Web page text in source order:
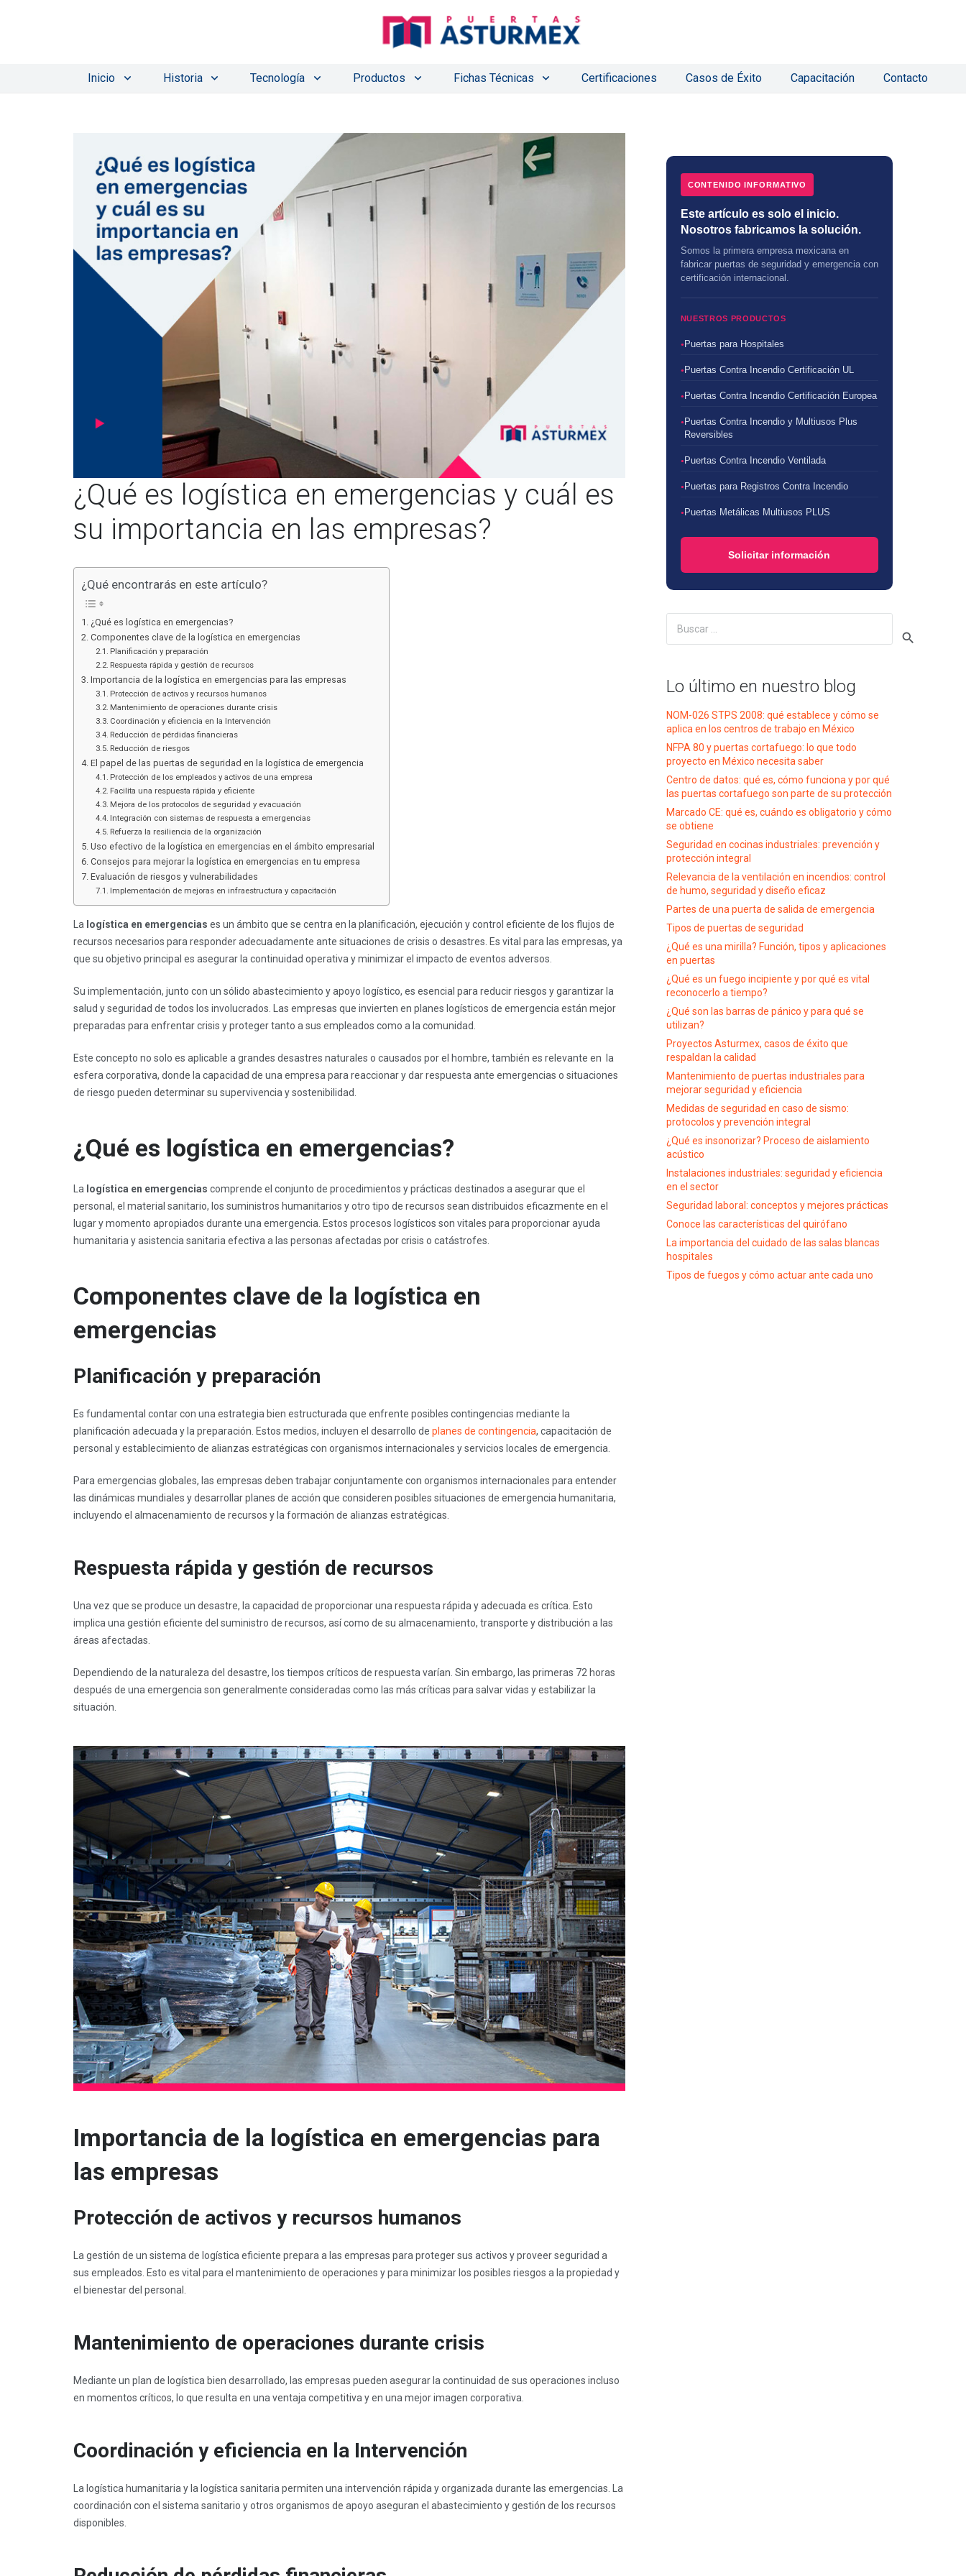
Inicio Historia Tecnología Productos Fichas Técnicas Certificaciones Casos de Éxito Capacitación Contacto
¿Qué es logística en emergencias y cuál es
su importancia en las empresas?
¿Qué encontrarás en este artículo?
¿Qué es logística en emergencias?
Componentes clave de la logística en emergencias
Planificación y preparación
Respuesta rápida y gestión de recursos
Importancia de la logística en emergencias para las empresas
Protección de activos y recursos humanos
Mantenimiento de operaciones durante crisis
Coordinación y eficiencia en la Intervención
Reducción de pérdidas financieras
Reducción de riesgos
El papel de las puertas de seguridad en la logística de emergencia
Protección de los empleados y activos de una empresa
Facilita una respuesta rápida y eficiente
Mejora de los protocolos de seguridad y evacuación
Integración con sistemas de respuesta a emergencias
Refuerza la resiliencia de la organización
Uso efectivo de la logística en emergencias en el ámbito empresarial
Consejos para mejorar la logística en emergencias en tu empresa
Evaluación de riesgos y vulnerabilidades
Implementación de mejoras en infraestructura y capacitación
La logística en emergencias es un ámbito que se centra en la planificación, ejecución y control eficiente de los flujos de
recursos necesarios para responder adecuadamente ante situaciones de crisis o desastres. Es vital para las empresas, ya
que su objetivo principal es asegurar la continuidad operativa y minimizar el impacto de eventos adversos.
Su implementación, junto con un sólido abastecimiento y apoyo logístico, es esencial para reducir riesgos y garantizar la
salud y seguridad de todos los involucrados. Las empresas que invierten en planes logísticos de emergencia están mejor
preparadas para enfrentar crisis y proteger tanto a sus empleados como a la comunidad.
Este concepto no solo es aplicable a grandes desastres naturales o causados por el hombre, también es relevante en la
esfera corporativa, donde la capacidad de una empresa para reaccionar y dar respuesta ante emergencias o situaciones
de riesgo pueden determinar su supervivencia y sostenibilidad.
¿Qué es logística en emergencias?
La logística en emergencias comprende el conjunto de procedimientos y prácticas destinados a asegurar que el
personal, el material sanitario, los suministros humanitarios y otro tipo de recursos sean distribuidos eficazmente en el
lugar y momento apropiados durante una emergencia. Estos procesos logísticos son vitales para proporcionar ayuda
humanitaria y asistencia sanitaria efectiva a las personas afectadas por crisis o catástrofes.
Componentes clave de la logística en
emergencias
Planificación y preparación
Es fundamental contar con una estrategia bien estructurada que enfrente posibles contingencias mediante la
planificación adecuada y la preparación. Estos medios, incluyen el desarrollo de planes de contingencia, capacitación de
personal y establecimiento de alianzas estratégicas con organismos internacionales y servicios locales de emergencia.
Para emergencias globales, las empresas deben trabajar conjuntamente con organismos internacionales para entender
las dinámicas mundiales y desarrollar planes de acción que consideren posibles situaciones de emergencia humanitaria,
incluyendo el almacenamiento de recursos y la formación de alianzas estratégicas.
Respuesta rápida y gestión de recursos
Una vez que se produce un desastre, la capacidad de proporcionar una respuesta rápida y adecuada es crítica. Esto
implica una gestión eficiente del suministro de recursos, así como de su almacenamiento, transporte y distribución a las
áreas afectadas.
Dependiendo de la naturaleza del desastre, los tiempos críticos de respuesta varían. Sin embargo, las primeras 72 horas
después de una emergencia son generalmente consideradas como las más críticas para salvar vidas y estabilizar la
situación.
Importancia de la logística en emergencias para
las empresas
Protección de activos y recursos humanos
La gestión de un sistema de logística eficiente prepara a las empresas para proteger sus activos y proveer seguridad a
sus empleados. Esto es vital para el mantenimiento de operaciones y para minimizar los posibles riesgos a la propiedad y
el bienestar del personal.
Mantenimiento de operaciones durante crisis
Mediante un plan de logística bien desarrollado, las empresas pueden asegurar la continuidad de sus operaciones incluso
en momentos críticos, lo que resulta en una ventaja competitiva y en una mejor imagen corporativa.
Coordinación y eficiencia en la Intervención
La logística humanitaria y la logística sanitaria permiten una intervención rápida y organizada durante las emergencias. La
coordinación con el sistema sanitario y otros organismos de apoyo aseguran el abastecimiento y gestión de los recursos
disponibles.
CONTENIDO INFORMATIVO
Este artículo es solo el inicio.
Nosotros fabricamos la solución.
Somos la primera empresa mexicana en
fabricar puertas de seguridad y emergencia con
certificación internacional.
NUESTROS PRODUCTOS
Puertas para Hospitales
Puertas Contra Incendio Certificación UL
Puertas Contra Incendio Certificación Europea
Puertas Contra Incendio y Multiusos Plus
Reversibles
Puertas Contra Incendio Ventilada
Puertas para Registros Contra Incendio
Puertas Metálicas Multiusos PLUS
Solicitar información
Lo último en nuestro blog
NOM-026 STPS 2008: qué establece y cómo se
aplica en los centros de trabajo en México
NFPA 80 y puertas cortafuego: lo que todo
proyecto en México necesita saber
Centro de datos: qué es, cómo funciona y por qué
las puertas cortafuego son parte de su protección
Marcado CE: qué es, cuándo es obligatorio y cómo
se obtiene
Seguridad en cocinas industriales: prevención y
protección integral
Relevancia de la ventilación en incendios: control
de humo, seguridad y diseño eficaz
Partes de una puerta de salida de emergencia
Tipos de puertas de seguridad
¿Qué es una mirilla? Función, tipos y aplicaciones
en puertas
¿Qué es un fuego incipiente y por qué es vital
reconocerlo a tiempo?
¿Qué son las barras de pánico y para qué se
utilizan?
Proyectos Asturmex, casos de éxito que
respaldan la calidad
Mantenimiento de puertas industriales para
mejorar seguridad y eficiencia
Medidas de seguridad en caso de sismo:
protocolos y prevención integral
¿Qué es insonorizar? Proceso de aislamiento
acústico
Instalaciones industriales: seguridad y eficiencia
en el sector
Seguridad laboral: conceptos y mejores prácticas
Conoce las características del quirófano
La importancia del cuidado de las salas blancas
hospitales
Tipos de fuegos y cómo actuar ante cada uno